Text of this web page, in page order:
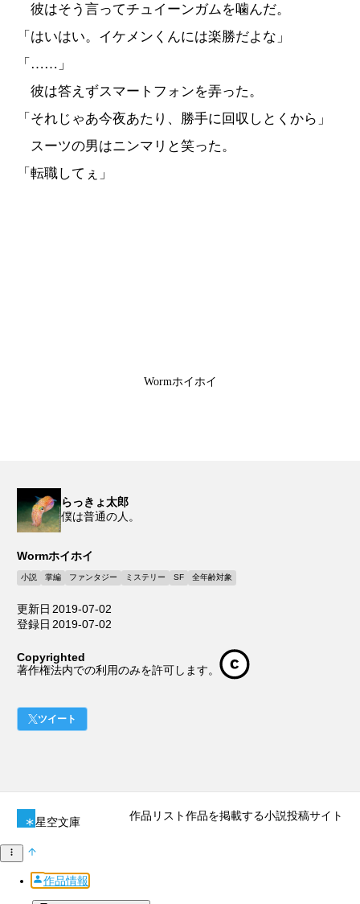
彼はそう言ってチュイーンガムを噛んだ。
「はいはい。イケメンくんには楽勝だよな」
「……」
彼は答えずスマートフォンを弄った。
「それじゃあ今夜あたり、勝手に回収しとくから」
スーツの男はニンマリと笑った。
「転職してぇ」
Wormホイホイ
らっきょ太郎
僕は普通の人。
Wormホイホイ
小説 掌編 ファンタジー ミステリー SF 全年齢対象
更新日 2019-07-02
登録日 2019-07-02
Copyrighted
著作権法内での利用のみを許可します。
ツイート
星空文庫 作品リスト作品を掲載する小説投稿サイト
作品情報